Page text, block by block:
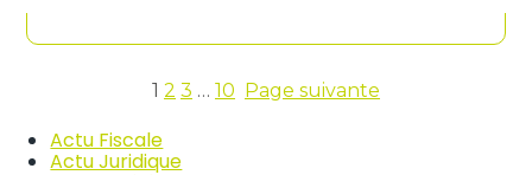
m
e
i
e
1 2 3 … 10 Page suivante
Actu Fiscale
Actu Juridique